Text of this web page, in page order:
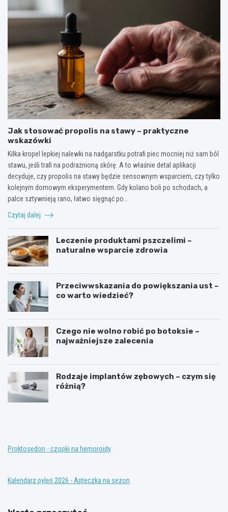
Jak stosować propolis na stawy – praktyczne
wskazówki
Kilka kropel lepkiej nalewki na nadgarstku potrafi piec mocniej niż sam ból
stawu, jeśli trafi na podrażnioną skórę. A to właśnie detal aplikacji
decyduje, czy propolis na stawy będzie sensownym wsparciem, czy tylko
kolejnym domowym eksperymentem. Gdy kolano boli po schodach, a
palce sztywnieją rano, łatwo sięgnąć po…
Czytaj dalej
Leczenie produktami pszczelimi –
naturalne wsparcie zdrowia
Przeciwwskazania do powiększania ust –
co warto wiedzieć?
Czego nie wolno robić po botoksie –
najważniejsze zalecenia
Rodzaje implantów zębowych – czym się
różnią?
T
i
a
ę
K
n
o
l
Proktosedon - czopki na hemoroidy
Kalendarz pyleń 2026 - Apteczka na sezon